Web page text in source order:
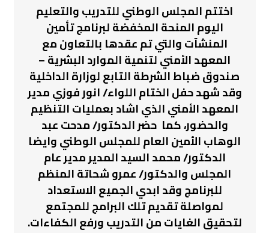
اختتم المجلس الوطني للتدريب والتعليم
اليوم المنحة المخفضة لبرنامج تأمين
المنشآت والتي تم عقدها بالتعاون مع
المعهد الأمني لتنمية الموارد البشرية –
صندوق ضباط الشرطة التابع لوزارة الداخلية
وقد شهد حفل الختام اللواء/ انور فوزي مدير
المعهد الأمني الذي اشاد بعمليات التنظيم
والحضور، كما حضر الدكتور/ مدحت عبد
الوهاب الأمين العام للمجلس الوطني وايضا
الدكتور/ محمد السيد المدير مدير عام
المجلس والدكتور/ عمرو شحاتة المنظم
للبرنامج وقد ابدي الجميع الاستعداد
لمواصلة تقديم تلك البرامج للمجتمع
لتحقيق الغايات من التدريب ورفع الكفاءات.